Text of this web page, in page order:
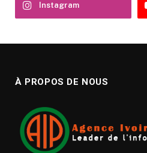
Instagram
À PROPOS DE NOUS